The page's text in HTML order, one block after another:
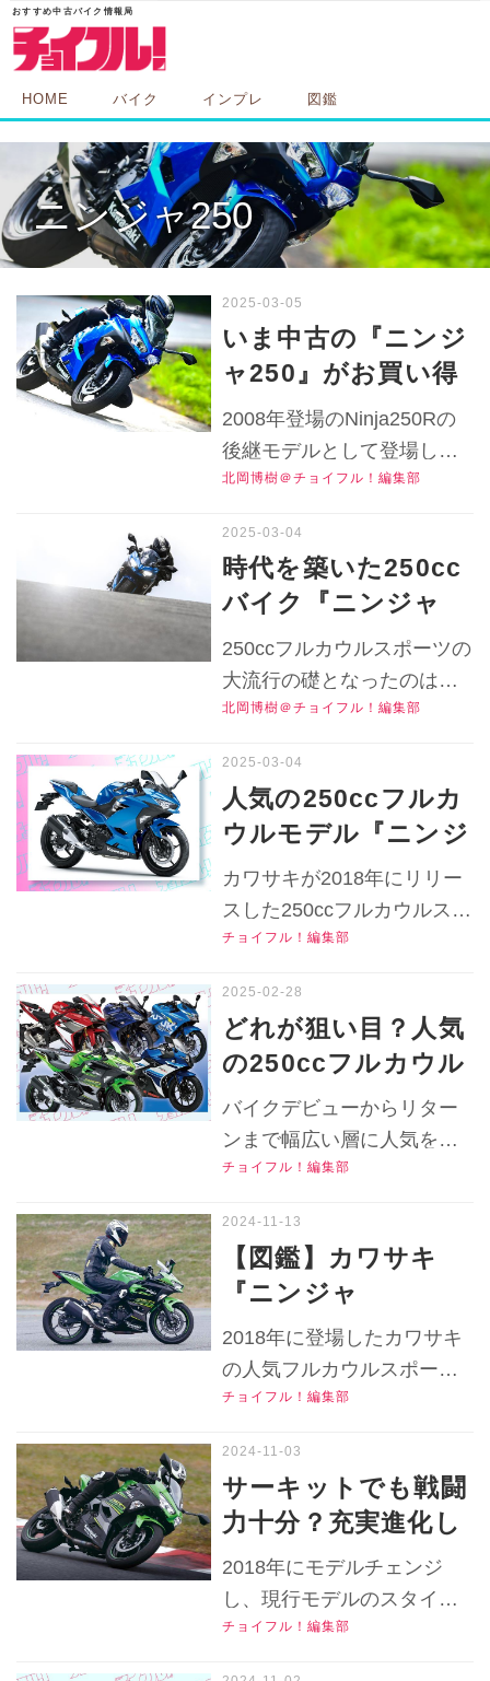
HOME バイク インプレ 図鑑
ニンジャ250
いま中古の『ニンジ
ャ250』がお買い得
すぎる……ZX-25R
もいいけど250ccバ
イクの中古車では最
バイクのインプレ
Revival／
Ninja250（2018）
後編】
2008年登場のNinja250Rの
後継モデルとして登場した
ニンジャ250は、今の250cc
そんなモデルの2018年当時
の印象はと言うと……
▶▶▶『チョイフル！』の
公式Ｘ（旧Twitter）はこち
ら！
北岡博樹＠チョイフル！編集部
時代を築いた250cc
バイク『ニンジャ
250』が中古だと総
額30万円台で乗り出
せる!?！ 大人気だっ
て……【人気バイク
のインプレRevival
／
Ninja250（2018）
前編】
250ccフルカウルスポーツの
大流行の礎となったのは
2008年の『ニンジャ250R』
デルとなったけど、それゆ
えに中古市場が!?
▶▶▶『チョイフル！』の
公式Ｘ（旧Twitter）はこち
ら！
北岡博樹＠チョイフル！編集部
人気の250ccフルカ
ウルモデル『ニンジ
ャ250』が新車より
30万円安く乗れる！
中古バイクを探すな
狙い目かも？【チョ
イフル！ おすすめ
中古バイク価格リサ
ーチ／2025年3月
版】
カワサキが2018年にリリー
スした250ccフルカウルスポ
ーツバイク『ニンジャ250』
年3月時点での中古車実勢価
格やバイク選びの特徴をリ
サーチします！▶▶▶『チ
ョイフル！』の公式Ｘ（旧
Twitter）はこちら！
チョイフル！編集部
どれが狙い目？人気
の250ccフルカウル
スポーツの国内5モ
デルの中古相場を比
較してみた！【チョ
イクの相場比較
250ccフルカウルバ
イク編／2025年2月
版】
バイクデビューからリター
ンまで幅広い層に人気を誇
る250ccフルカウルモデル。
250ccフルカウルモデルのそ
れぞれの特長や価格相場を
比較します！▶▶▶『チョ
イフル！』の公式Ｘ（旧
Twitter）はこちら！
チョイフル！編集部
【図鑑】カワサキ
『ニンジャ
250（2018～2022・
EX250P型）』の足
つき・ライディング
備はどうだった？
【チョイフル！バイ
ク選びの参考書／
Ninja250】
2018年に登場したカワサキ
の人気フルカウルスポーツ
モデル『ニンジャ
ション、各部装備やディテ
ールを紹介します！
▶▶▶『チョイフル！』の
公式Ｘ（旧Twitter）はこち
ら！
チョイフル！編集部
サーキットでも戦闘
力十分？充実進化し
たカワサキ『ニンジ
ャ250（2018～
2022）』はストリ
2018年にモデルチェンジ
し、現行モデルのスタイリ
ングへと進化した『ニンジ
チョイフル！編集部